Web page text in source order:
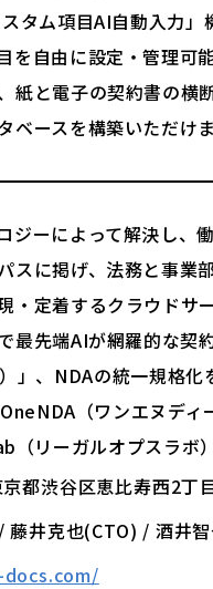
タム項目AI自動入力
を自由に設定・管理可
紙と電子の契約書の横
ースを構築いただけま
ジーによって解決し、
スに掲げ、法務と事業
・定着するクラウドサ
最先端AIが網羅的な契
」、NDAの統一規格化
（ワンエヌデ
リーガルオプスラボ
都渋谷区恵比寿西2
藤井克也(CTO) / 酒井